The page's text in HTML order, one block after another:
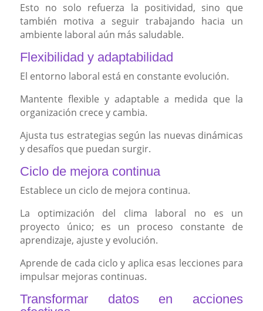
Esto no solo refuerza la positividad, sino que
también motiva a seguir trabajando hacia un
ambiente laboral aún más saludable.
Flexibilidad y adaptabilidad
El entorno laboral está en constante evolución.
Mantente flexible y adaptable a medida que la
organización crece y cambia.
Ajusta tus estrategias según las nuevas dinámicas
y desafíos que puedan surgir.
Ciclo de mejora continua
Establece un ciclo de mejora continua.
La optimización del clima laboral no es un
proyecto único; es un proceso constante de
aprendizaje, ajuste y evolución.
Aprende de cada ciclo y aplica esas lecciones para
impulsar mejoras continuas.
Transformar datos en acciones